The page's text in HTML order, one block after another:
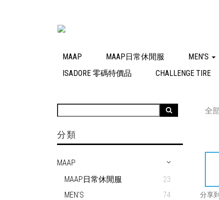
MAAP MAAP日常休閒服 MEN'S
ISADORE 零碼特價品
CHALLENGE TIRE
分類
MAAP
MAAP日常休閒服
23
MEN'S
74
全
分享到